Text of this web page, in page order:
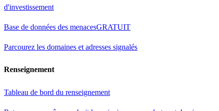
d'investissement
Base de données des menacesGRATUIT
Parcourez les domaines et adresses signalés
Renseignement
Tableau de bord du renseignement